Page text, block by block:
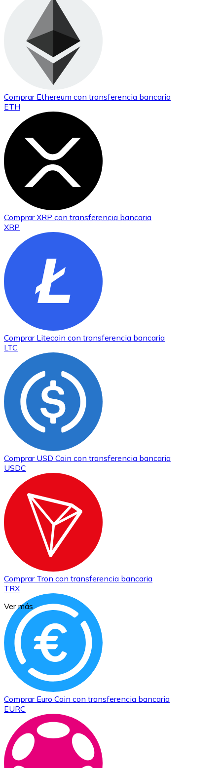
Comprar Ethereum con transferencia bancaria
ETH
ComprarXRP con transferencia bancaria
XRP
Comprar Litecoin con transferencia bancaria
LTC
Comprar USD Coin con transferencia bancaria
USDC
Comprar Tron con transferencia bancaria
TRX
Comprar Euro Coin con transferencia bancaria
EURC
Ver más